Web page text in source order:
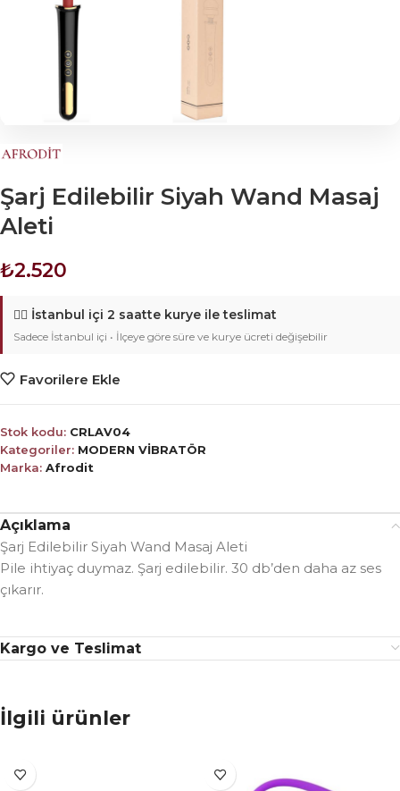
Şarj Edilebilir Siyah Wand Masaj
Aleti
₺2.520
🚴‍♂️ İstanbul içi 2 saatte kurye ile teslimat
Sadece İstanbul içi • İlçeye göre süre ve kurye ücreti değişebilir
Favorilere Ekle
Stok kodu: CRLAV04
Kategoriler: MODERN VİBRATÖR
Marka: Afrodit
Açıklama
Şarj Edilebilir Siyah Wand Masaj Aleti
Pile ihtiyaç duymaz. Şarj edilebilir. 30 db’den daha az ses
çıkarır.
Kargo ve Teslimat
İlgili ürünler